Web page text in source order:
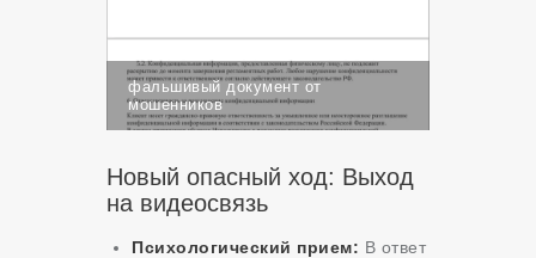
фальшивый документ от
мошенников
Новый опасный ход: Выход
на видеосвязь
Психологический прием: В ответ